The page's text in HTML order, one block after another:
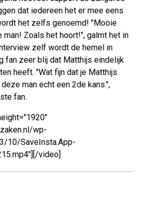
dat iedereen het er mee eens
het zelfs genoemd! "Mooie
Zoals het hoort!", galmt het in
zelf wordt de hemel in
fan zeer blij dat Matthijs eindelijk
heeft. "Wat fijn dat je Matthijs
man echt een 2de kans.",
fan.
wp-
10/SaveInsta.App-
video]